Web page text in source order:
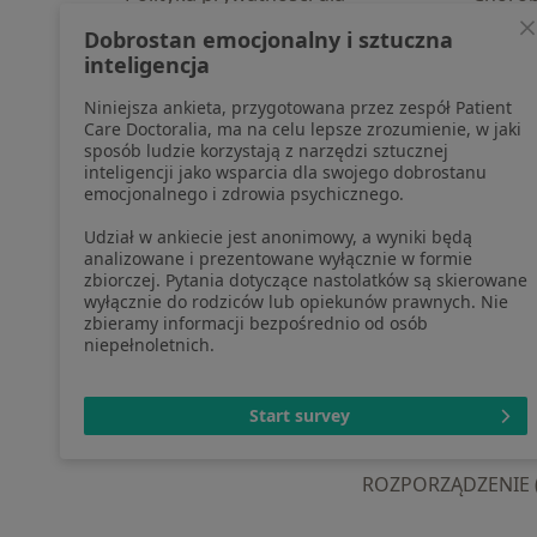
pozyskaliśmy samodzielnie
Polityka cookies
Jak działają wyniki wyszukiwania
Dostępność
O nas
Praca Rekrutujemy!
Partnerzy
Centrum prasowe
Kontakt
Pomoc
Blog
otwiera się w
otwiera
Dobrostan emocjonalny i sztuczna
inteligencja
Niniejsza ankieta, przygotowana przez zespół Patient
Care Doctoralia, ma na celu lepsze zrozumienie, w jaki
sposób ludzie korzystają z narzędzi sztucznej
inteligencji jako wsparcia dla swojego dobrostanu
emocjonalnego i zdrowia psychicznego.
Udział w ankiecie jest anonimowy, a wyniki będą
analizowane i prezentowane wyłącznie w formie
zbiorczej. Pytania dotyczące nastolatków są skierowane
wyłącznie do rodziców lub opiekunów prawnych. Nie
zbieramy informacji bezpośrednio od osób
niepełnoletnich.
Start survey